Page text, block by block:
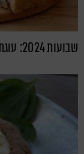
שבועות 2024: עוגת גבינה אקסטרה חלבון ממכרת